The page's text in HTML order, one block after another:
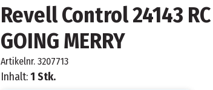
Revell Control 24143
GOING MERRY
Artikelnr. 3207713
Inhalt:1 Stk.